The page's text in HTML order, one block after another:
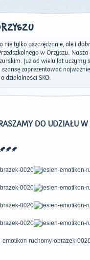
nie tylko oszczędzanie, ale i
w Orzyszu.
Już od wielu lat uczymy
zaprezentować
działalności SKO.
DO UDZIAŁU